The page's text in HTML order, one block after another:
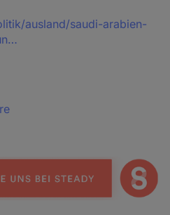
ausland/saudi-arabien-